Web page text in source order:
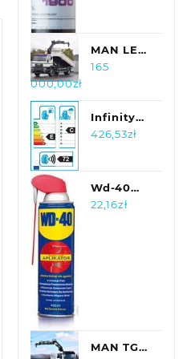
MAN LE
18.280 *
HIAB
090AW
165
000,00zł
Infinity
Ecomax
426,53zł
Wd-40
Preparat
22,16zł
MAN TGA